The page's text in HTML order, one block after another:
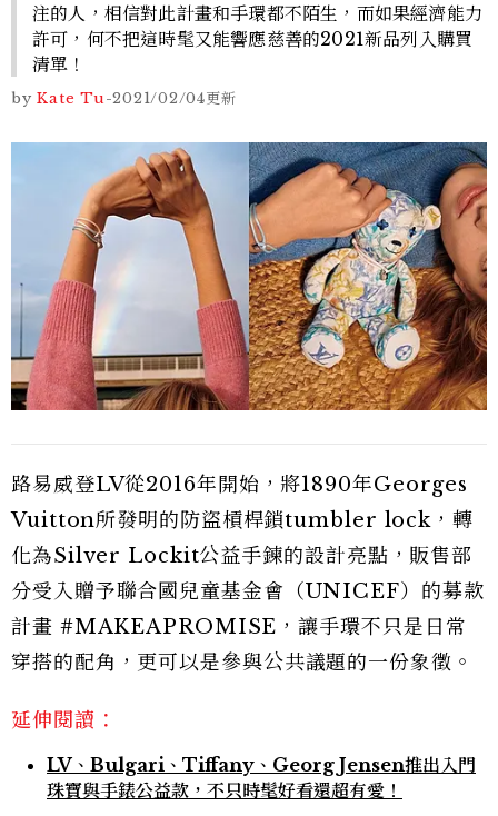
注的人，相信對此計畫和手環都不陌生，而如果經濟能力
許可，何不把這時髦又能響應慈善的2021新品列入購買
清單！
by Kate Tu-2021/02/04更新
路易威登LV從2016年開始，將1890年Georges
Vuitton所發明的防盜槓桿鎖tumbler lock，轉
化為Silver Lockit公益手鍊的設計亮點，販售部
分受入贈予聯合國兒童基金會（UNICEF）的募款
計畫 #MAKEAPROMISE，讓手環不只是日常
穿搭的配角，更可以是參與公共議題的一份象徵。
延伸閱讀：
LV、Bulgari、Tiffany、Georg Jensen推出入門
珠寶與手錶公益款，不只時髦好看還超有愛！